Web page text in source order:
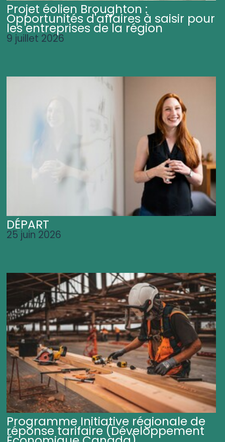
Projet éolien Broughton :
Opportunités d'affaires à saisir pour
les entreprises de la région
9 juillet 2026
DÉPART
25 juin 2026
Programme Initiative régionale de
réponse tarifaire (Développement